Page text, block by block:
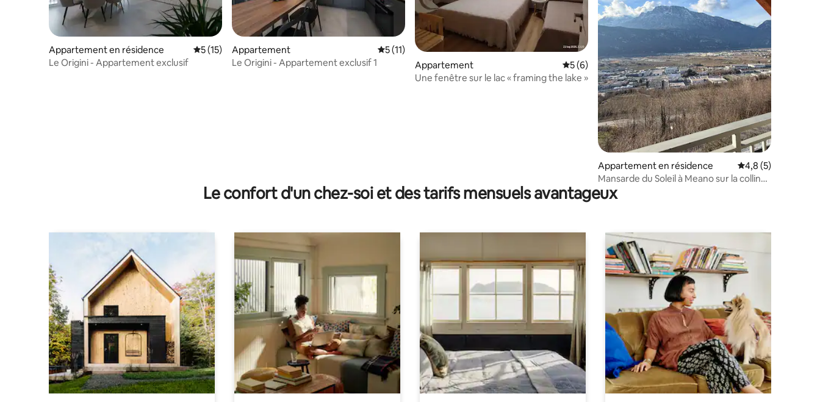
Appartement en résidence Évaluation moyenne sur la base de 15 commentaires : 5 sur 5
5 (15)
Le Origini - Appartement exclusif
Appartement Évaluation moyenne sur la base de 11 commentaires : 5 sur 5
5 (11)
Le Origini - Appartement exclusif 1
Appartement Évaluation moyenne sur la base de 6 commentaires : 5 sur 5
5 (6)
Une fenêtre sur le lac « framing the lake »
Appartement en résidence Évaluation
4,8 (5)
Mansarde du Soleil à Meano sur la colline
de Trente
Le confort d'un chez-soi et des tarifs mensuels avantageux